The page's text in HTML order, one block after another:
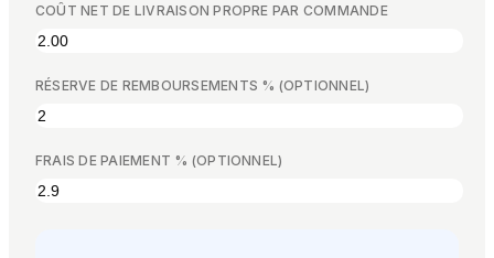
COÛT NET DE LIVRAISON PROPRE PAR COMMANDE
RÉSERVE DE REMBOURSEMENTS % (OPTIONNEL)
FRAIS DE PAIEMENT % (OPTIONNEL)